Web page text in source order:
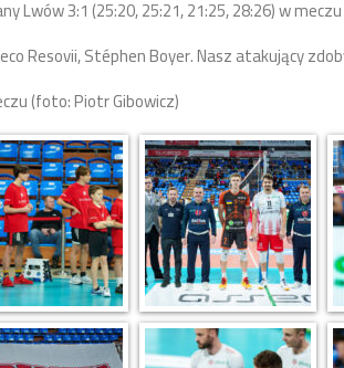
Lwów 3:1 (25:20, 25:21, 21:25, 28:26) w
Resovii, Stéphen Boyer. Nasz atakujący
(foto: Piotr Gibowicz)